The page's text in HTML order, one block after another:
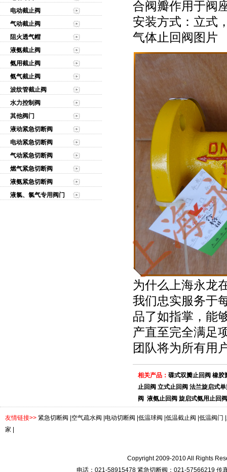
电动截止阀
气动截止阀
阻火透气帽
液氨截止阀
氨用截止阀
氨气截止阀
波纹管截止阀
水力控制阀
其他阀门
液动紧急切断阀
电动紧急切断阀
气动紧急切断阀
燃气紧急切断阀
液氨紧急切断阀
液氯、氯气专用阀门
合阀瓣作用于阀
安装方式：立式
气体止回阀图片
为什么上海永龙
我们忠实服务于
品了如指掌，能
产直至完全满足
团队将为所有用
相关产品： 碟式双瓣止回阀 橡胶
止回阀 立式止回阀 法兰旋启式
阀 液氨止回阀 旋启式氨用止回阀
友情链接>> 紧急切断阀 空气疏水阀 电动切断阀 低温球阀 低温截止阀 低温阀门
家
Copyright 2009-2010 All Rights
电话：021-58915478 紧急切断阀：021-57566219